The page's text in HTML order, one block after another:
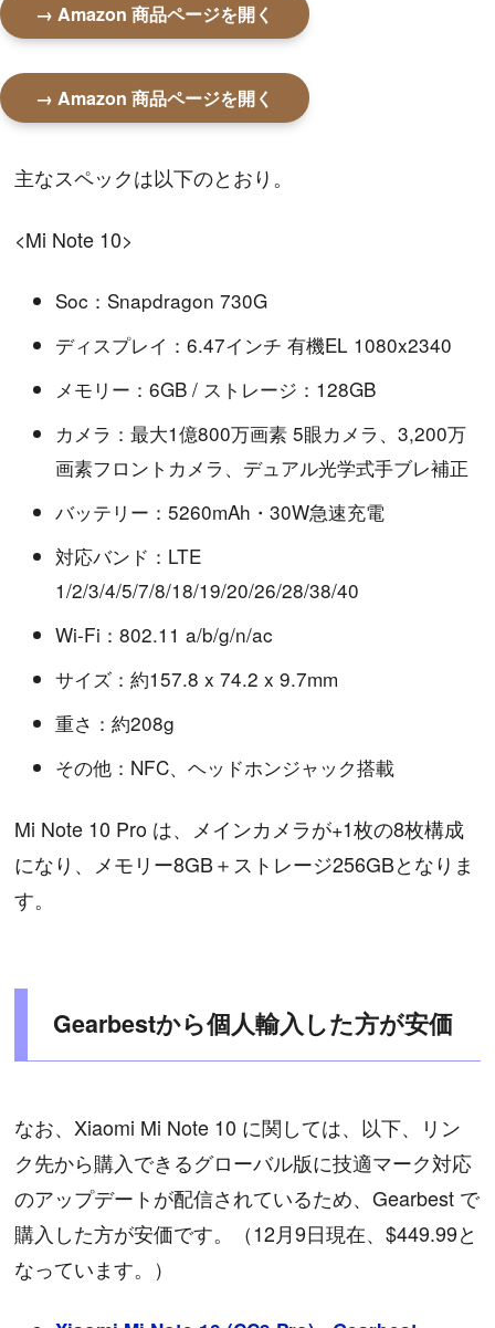
→ Amazon 商品ページを開く
→ Amazon 商品ページを開く
主なスペックは以下のとおり。
<Mi Note 10>
Soc：Snapdragon 730G
ディスプレイ：6.47インチ 有機EL 1080x2340
メモリー：6GB / ストレージ：128GB
カメラ：最大1億800万画素 5眼カメラ、3,200万
画素フロントカメラ、デュアル光学式手ブレ補正
バッテリー：5260mAh・30W急速充電
対応バンド：LTE
1/2/3/4/5/7/8/18/19/20/26/28/38/40
Wi-Fi：802.11 a/b/g/n/ac
サイズ：約157.8 x 74.2 x 9.7mm
重さ：約208g
その他：NFC、ヘッドホンジャック搭載
Mi Note 10 Pro は、メインカメラが+1枚の8枚構成
になり、メモリー8GB＋ストレージ256GBとなりま
す。
Gearbestから個人輸入した方が安価
なお、Xiaomi Mi Note 10 に関しては、以下、リン
ク先から購入できるグローバル版に技適マーク対応
のアップデートが配信されているため、Gearbest で
購入した方が安価です。（12月9日現在、$449.99と
なっています。）